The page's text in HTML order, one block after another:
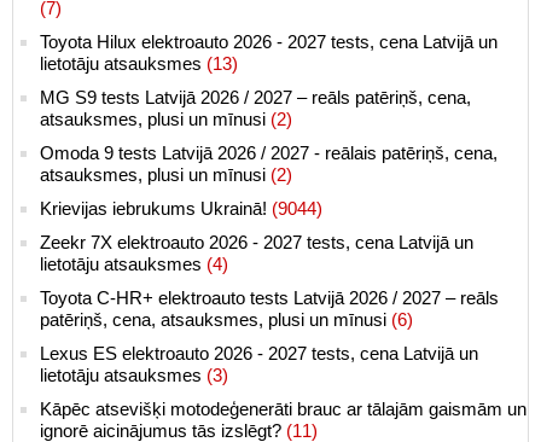
(7)
Toyota Hilux elektroauto 2026 - 2027 tests, cena Latvijā un
lietotāju atsauksmes (13)
MG S9 tests Latvijā 2026 / 2027 – reāls patēriņš, cena,
atsauksmes, plusi un mīnusi (2)
Omoda 9 tests Latvijā 2026 / 2027 - reālais patēriņš, cena,
atsauksmes, plusi un mīnusi (2)
Krievijas iebrukums Ukrainā! (9044)
Zeekr 7X elektroauto 2026 - 2027 tests, cena Latvijā un
lietotāju atsauksmes (4)
Toyota C-HR+ elektroauto tests Latvijā 2026 / 2027 – reāls
patēriņš, cena, atsauksmes, plusi un mīnusi (6)
Lexus ES elektroauto 2026 - 2027 tests, cena Latvijā un
lietotāju atsauksmes (3)
Kāpēc atsevišķi motodeģenerāti brauc ar tālajām gaismām un
ignorē aicinājumus tās izslēgt? (11)